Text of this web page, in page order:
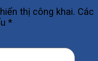
thị công khai. Các
*